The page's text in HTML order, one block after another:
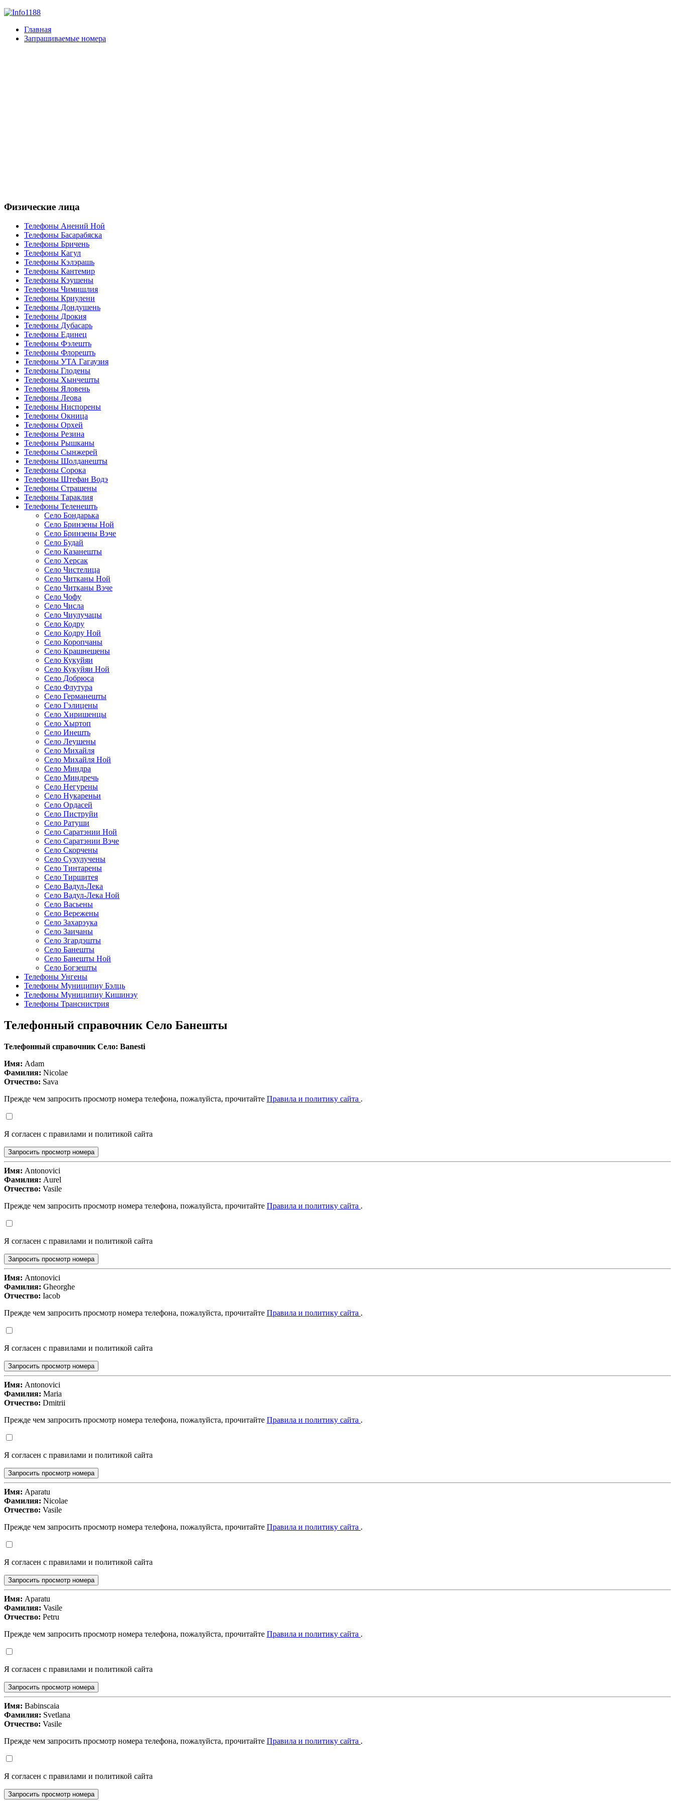
Главная
Запрашиваемые номера
Физические лица
Телефоны Анений Ноӣ
Телефоны Басарабяска
Телефоны Бричень
Телефоны Кагул
Телефоны Кэлэрашь
Телефоны Кантемир
Телефоны Кэушены
Телефоны Чимишлия
Телефоны Криулени
Телефоны Дондушень
Телефоны Дрокия
Телефоны Дубасарь
Телефоны Единец
Телефоны Фэлешть
Телефоны Флорешть
Телефоны УТА Гагаузия
Телефоны Глодены
Телефоны Хынчешты
Телефоны Яловень
Телефоны Леова
Телефоны Ниспорены
Телефоны Окница
Телефоны Орхей
Телефоны Резина
Телефоны Рышканы
Телефоны Сынжерей
Телефоны Шолданешты
Телефоны Сорока
Телефоны Штефан Водэ
Телефоны Страшены
Телефоны Тараклия
Телефоны Теленешть
Село Бондарька
Село Бринзены Ной
Село Бринзены Вэче
Село Будай
Село Казанешты
Село Херсак
Село Чистелица
Село Читканы Ной
Село Читканы Вэче
Село Чофу
Село Числа
Село Чиулучацы
Село Кодру
Село Кодру Ной
Село Коропчаны
Село Крашнещены
Село Кукуйяи
Село Кукуйяи Ной
Село Добрюса
Село Флутура
Село Германешты
Село Гэлицены
Село Хиришенцы
Село Хыртоп
Село Инешть
Село Леушены
Село Михайля
Село Михайля Ной
Село Миндра
Село Миндречь
Село Негурены
Село Нукареньи
Село Ордасей
Село Пиструйи
Село Ратуши
Село Саратэнии Ной
Село Саратэнии Вэче
Село Скорчены
Село Сухулучены
Село Тинтарены
Село Тиршитея
Село Вадул-Лека
Село Вадул-Лека Ной
Село Васьены
Село Вережены
Село Захарэука
Село Заичаны
Село Згардэшты
Село Банешты
Село Банешты Ной
Село Богзешты
Телефоны Унгены
Телефоны Муниципиу Бэлць
Телефоны Муниципиу Кишинэу
Телефоны Транснистрия
Телефонный справочник Село Банешты
Телефонный справочник Село: Banesti
Имя: Adam
Фамилия: Nicolae
Отчество: Sava
Прежде чем запросить просмотр номера телефона, пожалуйста, прочитайте Правила и политику сайта .
Я согласен с правилами и политикой сайта
Запросить просмотр номера
Имя: Antonovici
Фамилия: Aurel
Отчество: Vasile
Прежде чем запросить просмотр номера телефона, пожалуйста, прочитайте Правила и политику сайта .
Я согласен с правилами и политикой сайта
Запросить просмотр номера
Имя: Antonovici
Фамилия: Gheorghe
Отчество: Iacob
Прежде чем запросить просмотр номера телефона, пожалуйста, прочитайте Правила и политику сайта .
Я согласен с правилами и политикой сайта
Запросить просмотр номера
Имя: Antonovici
Фамилия: Maria
Отчество: Dmitrii
Прежде чем запросить просмотр номера телефона, пожалуйста, прочитайте Правила и политику сайта .
Я согласен с правилами и политикой сайта
Запросить просмотр номера
Имя: Aparatu
Фамилия: Nicolae
Отчество: Vasile
Прежде чем запросить просмотр номера телефона, пожалуйста, прочитайте Правила и политику сайта .
Я согласен с правилами и политикой сайта
Запросить просмотр номера
Имя: Aparatu
Фамилия: Vasile
Отчество: Petru
Прежде чем запросить просмотр номера телефона, пожалуйста, прочитайте Правила и политику сайта .
Я согласен с правилами и политикой сайта
Запросить просмотр номера
Имя: Babinscaia
Фамилия: Svetlana
Отчество: Vasile
Прежде чем запросить просмотр номера телефона, пожалуйста, прочитайте Правила и политику сайта .
Я согласен с правилами и политикой сайта
Запросить просмотр номера